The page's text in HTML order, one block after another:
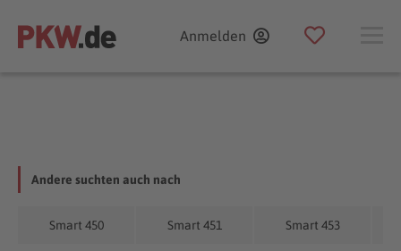
Anmelden
Andere suchten auch nach
Smart 450 Smart 451 Smart 453